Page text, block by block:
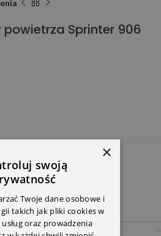
powietrza Sprinter 906
×
swoją
Twoje dane osobowe i
takich jak pliki cookies w
oraz prowadzenia